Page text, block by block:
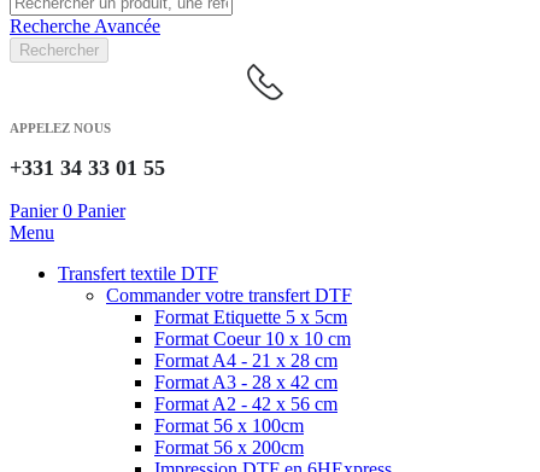
Recherche Avancée
Rechercher
APPELEZ NOUS
+331 34 33 01 55
Panier 0 Panier
Menu
Transfert textile DTF
Commander votre transfert DTF
Format Etiquette 5 x 5cm
Format Coeur 10 x 10 cm
Format A4 - 21 x 28 cm
Format A3 - 28 x 42 cm
Format A2 - 42 x 56 cm
Format 56 x 100cm
Format 56 x 200cm